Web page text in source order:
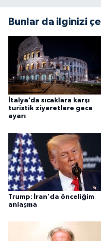
Bunlar da ilginizi
İtalya’da sıcaklara karşı
turistik ziyaretlere gece
ayarı
Trump: İran'da önceliğim
anlaşma